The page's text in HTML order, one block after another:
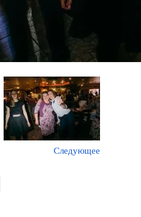
Следующее